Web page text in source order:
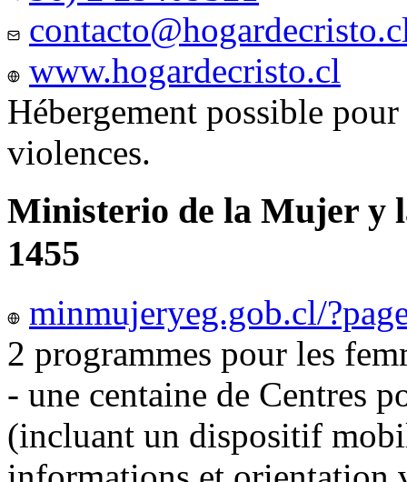
www.hogardecristo.cl
Hébergement possible
violences.
Ministerio de la Mujer y
1455
minmujeryeg.gob.cl/
2 programmes pour les
- une centaine de Centres
(incluant un dispositif